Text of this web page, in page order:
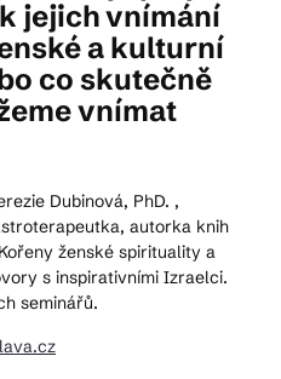
Jihlavy
jejich vnímání
a kulturní
co skutečně
vnímat
Dubinová, PhD. ,
autorka knih
ženské spirituality a
s inspirativními Izraelci.
seminářů.